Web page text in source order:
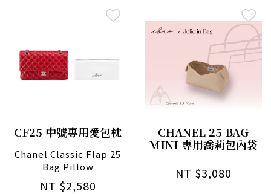
CF25 中號專用愛包枕
Chanel Classic Flap 25
Bag Pillow
NT $2,580
CHANEL 25 BAG
MINI 專用喬莉包內袋
NT $3,080